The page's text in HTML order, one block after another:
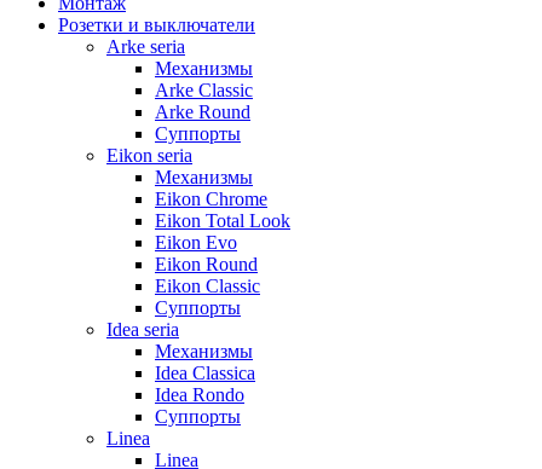
Розетки и выключатели
Arke seria
Механизмы
Arke Classic
Arke Round
Суппорты
Eikon seria
Механизмы
Eikon Chrome
Eikon Total Look
Eikon Evo
Eikon Round
Eikon Classic
Суппорты
Idea seria
Механизмы
Idea Classica
Idea Rondo
Суппорты
Linea
Linea